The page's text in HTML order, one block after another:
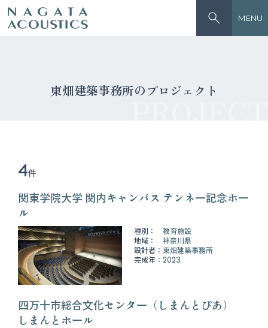
MENU
東畑建築事務所のプロジェクト
4件
関東学院大学 関内キャンパス テンネー記念ホー
ル
種別：
教育施設
地域：
神奈川県
設計者： 東畑建築事務所
完成年： 2023
四万十市総合文化センター（しまんとぴあ）
しまんとホール